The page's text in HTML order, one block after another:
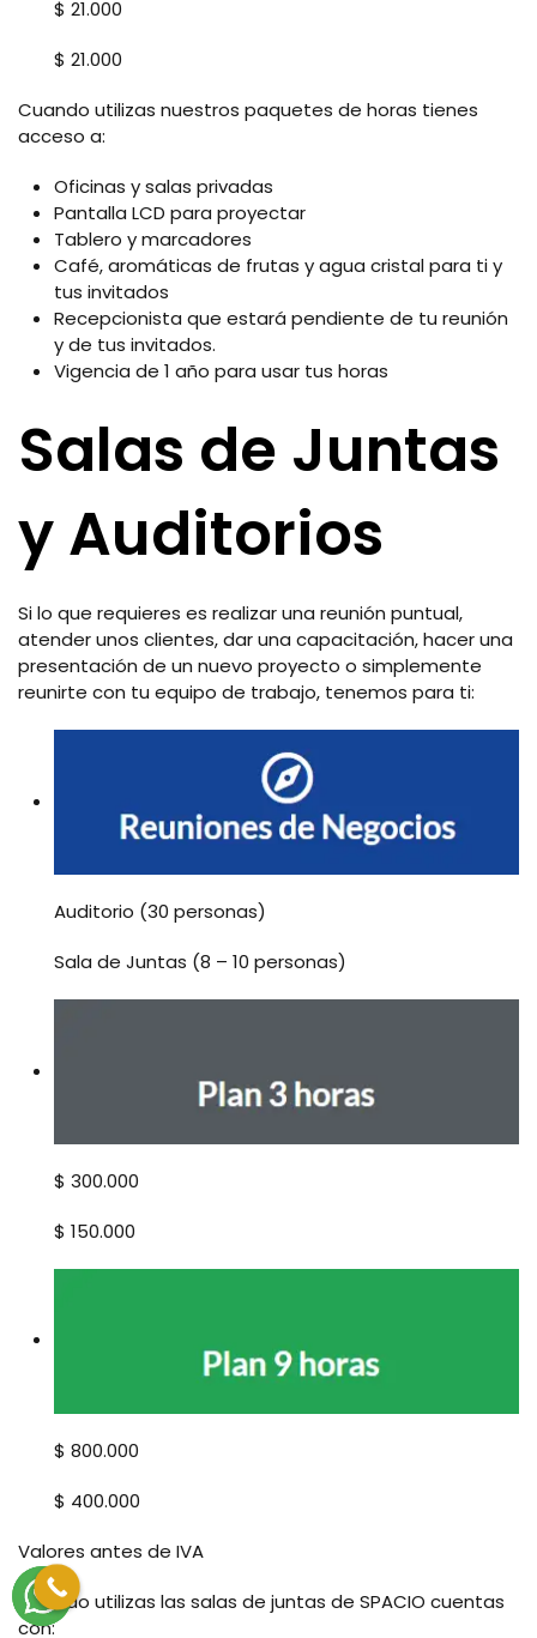
$ 21.000
$ 21.000
Cuando utilizas nuestros paquetes de horas tienes
acceso a:
Oficinas y salas privadas
Pantalla LCD para proyectar
Tablero y marcadores
Café, aromáticas de frutas y agua cristal para ti y
tus invitados
Recepcionista que estará pendiente de tu reunión
y de tus invitados.
Vigencia de 1 año para usar tus horas
Salas de Juntas
y Auditorios
Si lo que requieres es realizar una reunión puntual,
atender unos clientes, dar una capacitación, hacer una
presentación de un nuevo proyecto o simplemente
reunirte con tu equipo de trabajo, tenemos para ti:
Auditorio (30 personas)
Sala de Juntas (8 – 10 personas)
$ 300.000
$ 150.000
$ 800.000
$ 400.000
Valores antes de IVA
Cuando utilizas las salas de juntas de SPACIO cuentas
con: